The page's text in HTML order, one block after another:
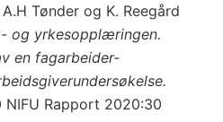
Tønder og K. Reegård
og yrkesopplæringen.
en fagarbeider-
Rapport 2020:30